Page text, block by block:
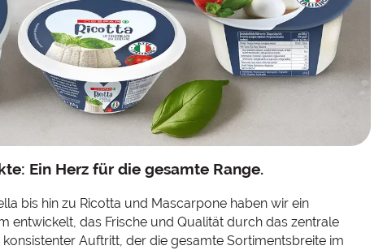
Ein Herz für die gesamte Range.
bis hin zu Ricotta und Mascarpone haben wir ein
entwickelt, das Frische und Qualität durch das zentrale
Auftritt, der die gesamte Sortimentsbreite im